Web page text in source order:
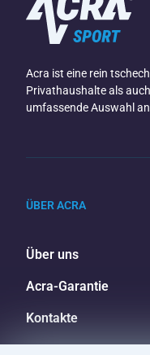
Acra ist eine rein
Privathaushalte als
umfassende Auswahl
ÜBER ACRA
Über uns
Acra-Garantie
Kontakte
Großhandel